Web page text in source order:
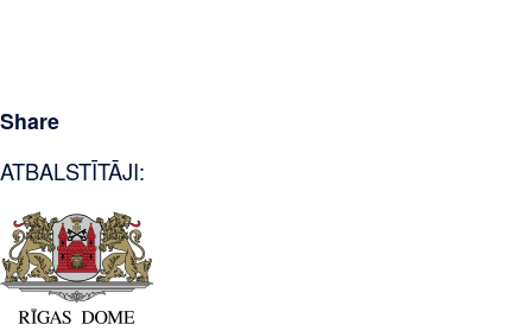
Share
ATBALSTĪTĀJI: